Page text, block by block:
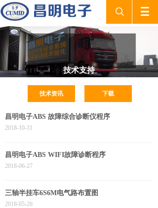
技术支持
下载
技术资讯
昌明电子ABS 故障综合诊断仪程序
2018-10-31
昌明电子ABS WIFI故障诊断程序
2018-06-27
三轴半挂车6S6M电气路布置图
2018-05-26